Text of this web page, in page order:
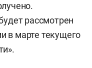
рассмотрен
в марте текущего